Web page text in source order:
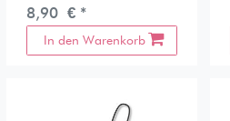
8,90 € *
In den Warenkorb